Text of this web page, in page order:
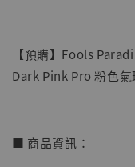
【預購】Fools
Dark Pink Pro 粉色
■ 商品資訊：